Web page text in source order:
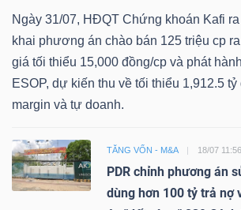
Ngày 31/07, HĐQT Chứng khoán Kafi
khai phương án chào bán 125 triệu cp
giá tối thiểu 15,000 đồng/cp và phát
ESOP, dự kiến thu về tối thiểu 1,912.5
margin và tự doanh.
TĂNG VỐN - M&A 18/07 11:56
PDR chỉnh phương án
dùng hơn 100 tỷ trả nợ